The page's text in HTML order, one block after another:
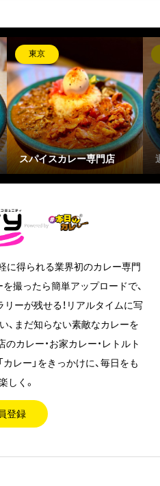
東京
スパイスカレー専門店
に得られる業界初のカレー専門
撮ったら簡単アップロードで、
ーが残せる！リアルタイムに写
、まだ知らない素敵なカレーを
カレー・お家カレー・レトルト
レー」をきっかけに、毎日をも
しく。
登録